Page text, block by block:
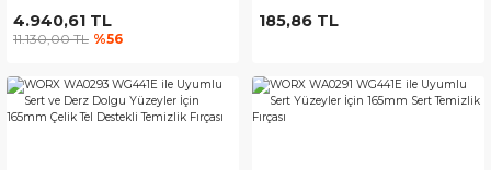
4.940,61 TL
11.130,00 TL %56
185,86 TL